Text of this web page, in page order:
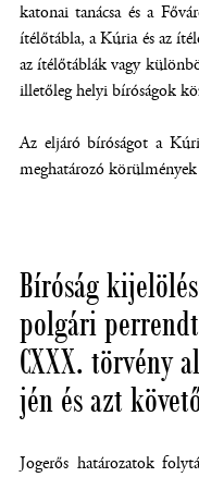
katonai tanácsa és a
ítélőtábla, a Kúria és az
az ítélőtáblák vagy
illetőleg helyi bíróságok
Az eljáró bíróságot a
meghatározó
Bíróság
polgári
CXXX. törvény
jén és azt
Jogerős határozatok